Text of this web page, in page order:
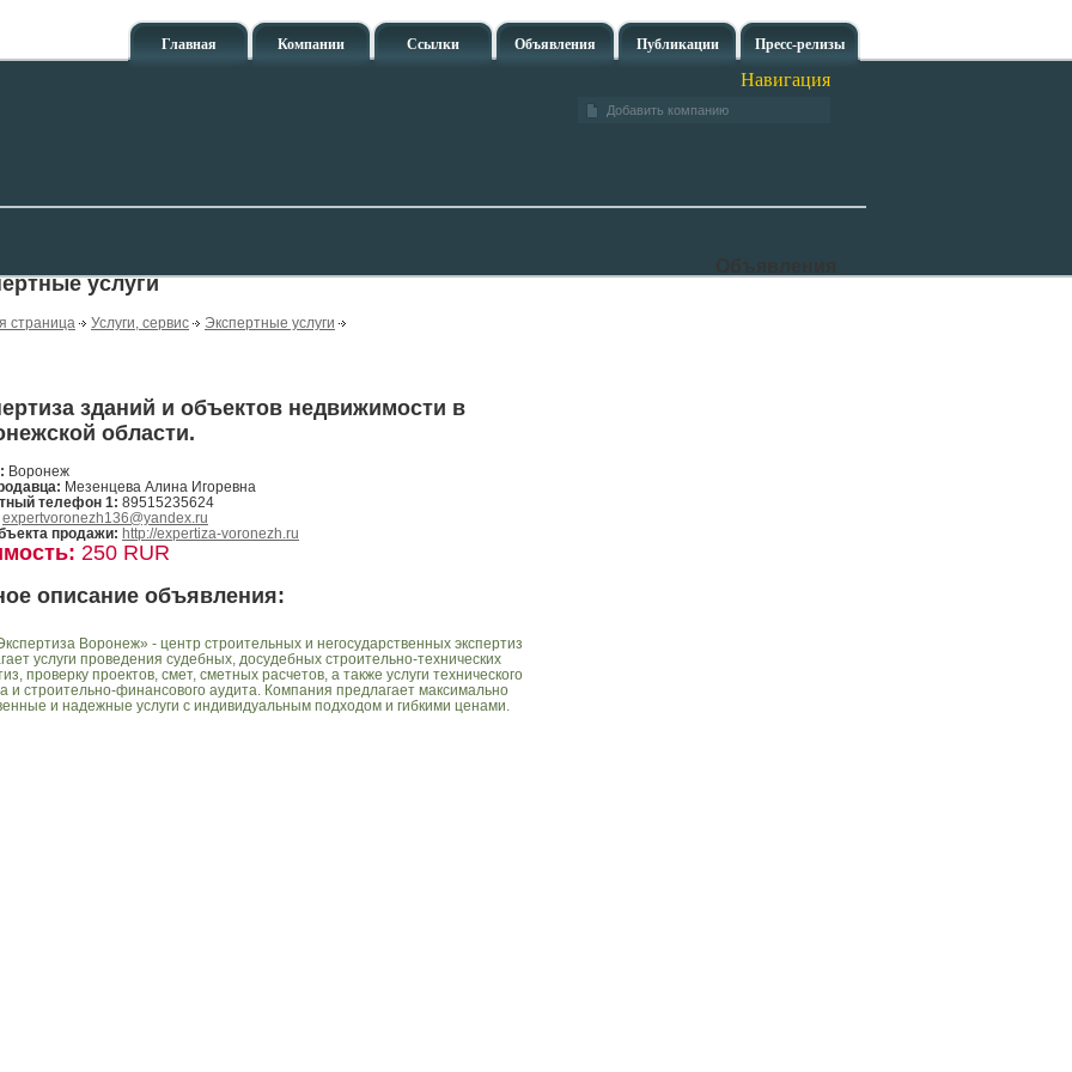
Главная Компании Ссылки Объявления Публикации Пресс-релизы
Навигация
Добавить компанию
услуги
страница Услуги, сервис Экспертные услуги
зданий и объектов недвижимости в
области.
Воронеж
Мезенцева Алина Игоревна
телефон 1: 89515235624
expertvoronezh136@yandex.ru
продажи: http://expertiza-voronezh.ru
250 RUR
описание объявления:
Воронеж» - центр строительных и негосударственных экспертиз
услуги проведения судебных, досудебных строительно-технических
проверку проектов, смет, сметных расчетов, а также услуги технического
и строительно-финансового аудита. Компания предлагает максимально
и надежные услуги с индивидуальным подходом и гибкими ценами.